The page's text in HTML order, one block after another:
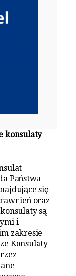
konsulaty
Państwa
się
oraz
są
i
zakresie
Konsulaty